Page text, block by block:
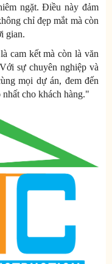
ngặt. Điều này đảm
chỉ đẹp mắt mà còn
gian.
cam kết mà còn là văn
sự chuyên nghiệp và
mọi dự án, đem đến
cho khách hàng."